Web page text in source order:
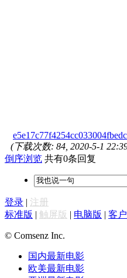
(下载次数: 84, 2020-5-1
倒序浏览 共有0条回复
登录 | 注册
标准版 | 触屏版 | 电脑版 | 客
© Comsenz Inc.
国内最新电影
欧美最新电影